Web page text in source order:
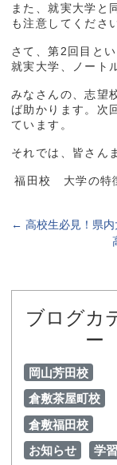
また、就実大学と
も注意してくださ
さて、第2回目と
就実大学、ノート
みなさんの、志望
ば助かります。次
ています。
それでは、皆さん
福田校 大学の特
← 高校生必見！県内
ブログカ
ー
岡山芳田校
倉敷茶屋町校
倉敷福田校
お知らせ
学習